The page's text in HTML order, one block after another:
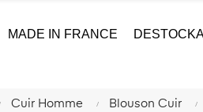
MADE IN FRANCE
Cuir Homme Blouson Cuir